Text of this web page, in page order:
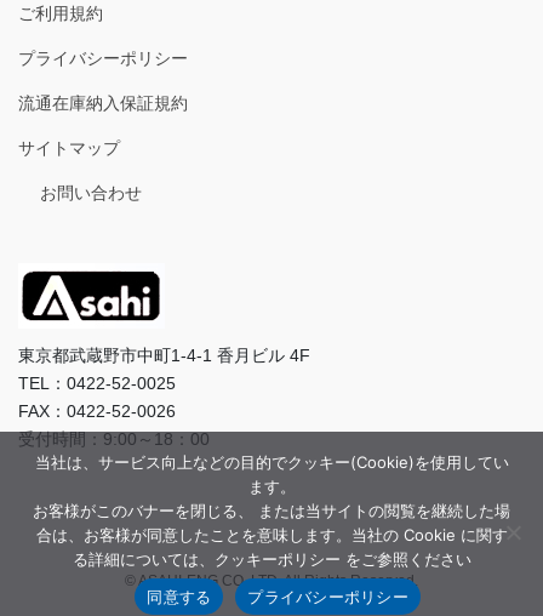
ご利用規約
プライバシーポリシー
流通在庫納入保証規約
サイトマップ
お問い合わせ
東京都武蔵野市中町1-4-1 香月ビル 4F
TEL：0422-52-0025
FAX：0422-52-0026
受付時間：9:00～18：00
© ASAHI-ENG CO.,LTD. All Rights Reserved.
当社は、サービス向上などの目的でクッキー(Cookie)を使用してい
ます。
お客様がこのバナーを閉じる、 または当サイトの閲覧を継続した場
合は、お客様が同意したことを意味します。当社の Cookie に関す
る詳細については、クッキーポリシー をご参照ください
同意する
プライバシーポリシー